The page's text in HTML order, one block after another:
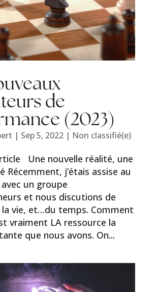
de
(2023)
| Sep 5, 2022| Non classifié(e)
Une nouvelle réalité, une
Récemment, j’étais assise au
un groupe
et nous discutions de
la vie, et…du temps. Comment
vraiment LA ressource la
que nous avons. On...